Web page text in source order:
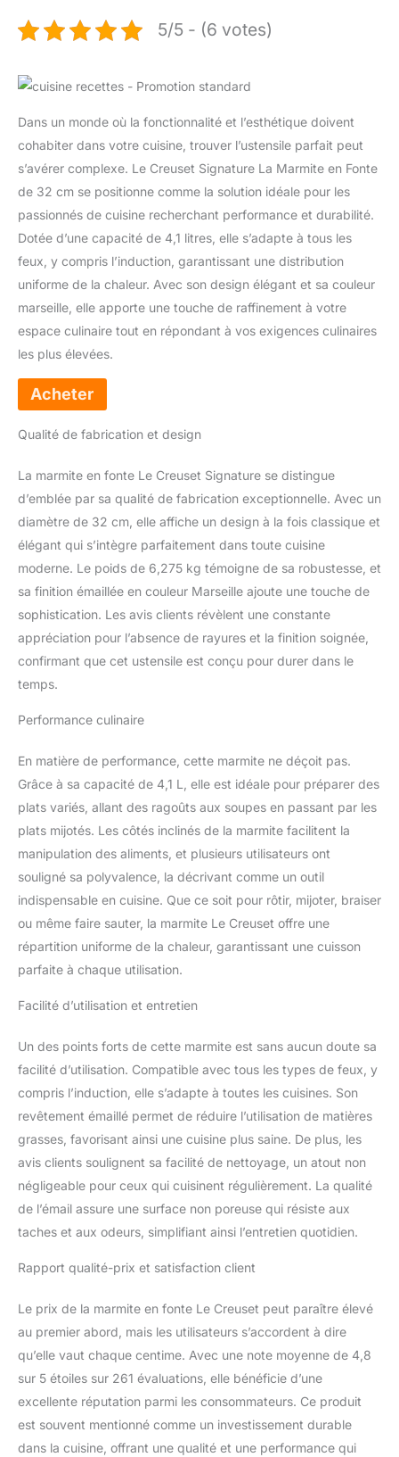
5/5 - (6 votes)
Dans un monde où la fonctionnalité et l’esthétique doivent
cohabiter dans votre cuisine, trouver l’ustensile parfait peut
s’avérer complexe. Le Creuset Signature La Marmite en Fonte
de 32 cm se positionne comme la solution idéale pour les
passionnés de cuisine recherchant performance et durabilité.
Dotée d’une capacité de 4,1 litres, elle s’adapte à tous les
feux, y compris l’induction, garantissant une distribution
uniforme de la chaleur. Avec son design élégant et sa couleur
marseille, elle apporte une touche de raffinement à votre
espace culinaire tout en répondant à vos exigences culinaires
les plus élevées.
Qualité de fabrication et design
La marmite en fonte Le Creuset Signature se distingue
d’emblée par sa qualité de fabrication exceptionnelle. Avec un
diamètre de 32 cm, elle affiche un design à la fois classique et
élégant qui s’intègre parfaitement dans toute cuisine
moderne. Le poids de 6,275 kg témoigne de sa robustesse, et
sa finition émaillée en couleur Marseille ajoute une touche de
sophistication. Les avis clients révèlent une constante
appréciation pour l’absence de rayures et la finition soignée,
confirmant que cet ustensile est conçu pour durer dans le
temps.
Performance culinaire
En matière de performance, cette marmite ne déçoit pas.
Grâce à sa capacité de 4,1 L, elle est idéale pour préparer des
plats variés, allant des ragoûts aux soupes en passant par les
plats mijotés. Les côtés inclinés de la marmite facilitent la
manipulation des aliments, et plusieurs utilisateurs ont
souligné sa polyvalence, la décrivant comme un outil
indispensable en cuisine. Que ce soit pour rôtir, mijoter, braiser
ou même faire sauter, la marmite Le Creuset offre une
répartition uniforme de la chaleur, garantissant une cuisson
parfaite à chaque utilisation.
Facilité d’utilisation et entretien
Un des points forts de cette marmite est sans aucun doute sa
facilité d’utilisation. Compatible avec tous les types de feux, y
compris l’induction, elle s’adapte à toutes les cuisines. Son
revêtement émaillé permet de réduire l’utilisation de matières
grasses, favorisant ainsi une cuisine plus saine. De plus, les
avis clients soulignent sa facilité de nettoyage, un atout non
négligeable pour ceux qui cuisinent régulièrement. La qualité
de l’émail assure une surface non poreuse qui résiste aux
taches et aux odeurs, simplifiant ainsi l’entretien quotidien.
Rapport qualité-prix et satisfaction client
Le prix de la marmite en fonte Le Creuset peut paraître élevé
au premier abord, mais les utilisateurs s’accordent à dire
qu’elle vaut chaque centime. Avec une note moyenne de 4,8
sur 5 étoiles sur 261 évaluations, elle bénéficie d’une
excellente réputation parmi les consommateurs. Ce produit
est souvent mentionné comme un investissement durable
dans la cuisine, offrant une qualité et une performance qui